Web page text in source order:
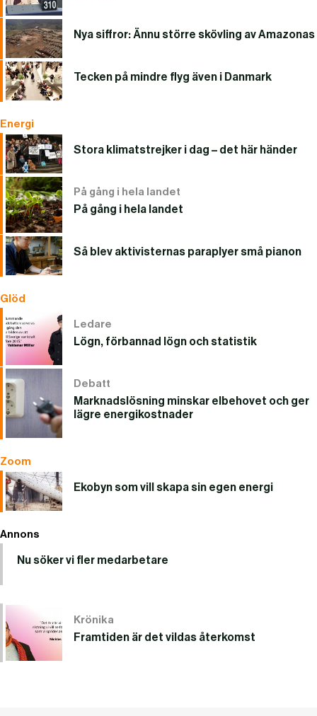
Nya siffror: Ännu större skövling av Amazonas
Tecken på mindre flyg även i Danmark
Energi
Stora klimatstrejker i dag – det här händer
På gång i hela landet
På gång i hela landet
Så blev aktivisternas paraplyer små pianon
Glöd
Ledare
Lögn, förbannad lögn och statistik
Debatt
Marknadslösning minskar elbehovet och ger
lägre energikostnader
Zoom
Ekobyn som vill skapa sin egen energi
Annons
Nu söker vi fler medarbetare
Krönika
Framtiden är det vildas återkomst